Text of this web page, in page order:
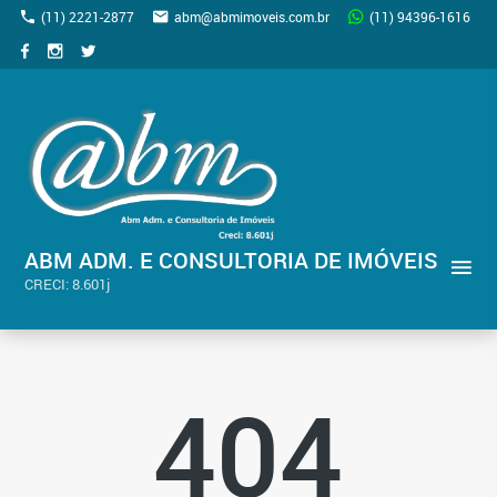
(11) 2221-2877 abm@abmimoveis.com.br (11) 94396-1616
ABM ADM. E CONSULTORIA DE IMÓVEIS
CRECI: 8.601j
404